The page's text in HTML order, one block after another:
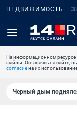
НЕДВИЖИМОСТЬ
На информационном ресурсе
файлы. Оставаясь на сайте,
согласиена их
Черный дым